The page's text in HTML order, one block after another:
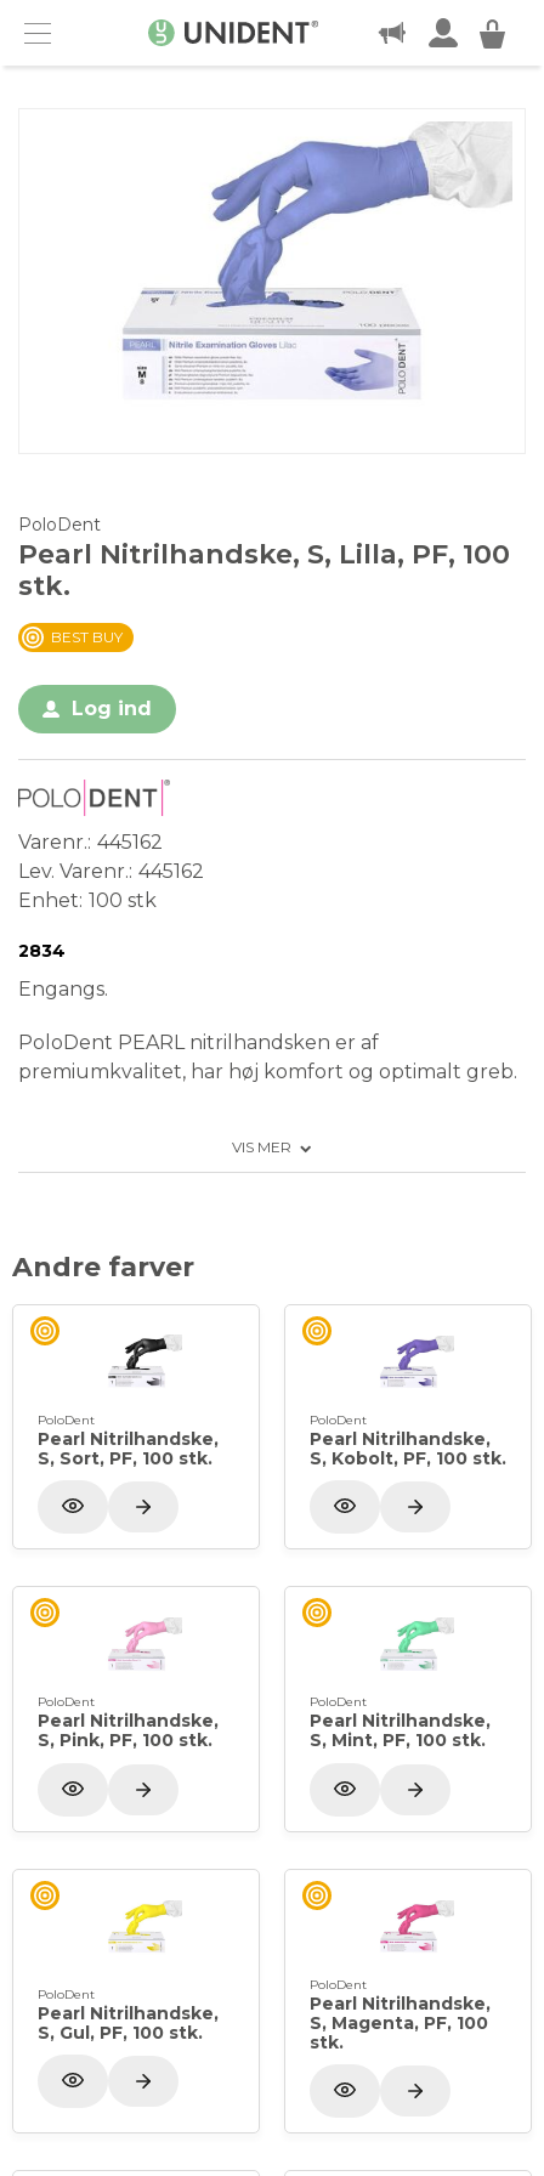
Menu
KONTAKT
PoloDent
Pearl Nitrilhandske, S, Lilla, PF, 100
stk.
BEST BUY
Log ind
Varenr. 445162
Lev. Varenr. 445162
Enhet 100 stk
Medical Device
2834
Engangs.
PoloDent PEARL nitrilhandsken er af
premiumkvalitet, har høj komfort og optimalt greb.
Fingertekstureret
bestemt)
VIS MER
Andre farver
PoloDent
Pearl Nitrilhandske,
S, Sort, PF, 100 stk.
PoloDent
Pearl Nitrilhandske,
S, Kobolt, PF, 100 stk.
PoloDent
Pearl Nitrilhandske,
S, Pink, PF, 100 stk.
PoloDent
Pearl Nitrilhandske,
S, Mint, PF, 100 stk.
PoloDent
Pearl Nitrilhandske,
S, Gul, PF, 100 stk.
PoloDent
Pearl Nitrilhandske,
S, Magenta, PF, 100
stk.